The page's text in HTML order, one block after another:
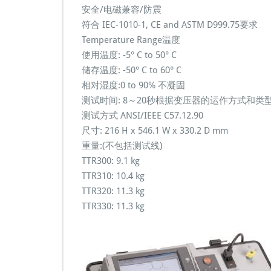
安全/电磁兼容/防震
符合 IEC-1010-1, CE and ASTM D999.75要求
Temperature Range温度
使用温度: -5° C to 50° C
储存温度: -50° C to 60° C
相对湿度:0 to 90% 不凝固
测试时间: 8～20秒根据变压器的运作方式和类
测试方式 ANSI/IEEE C57.12.90
尺寸: 216 H x 546.1 W x 330.2 D mm
重量:(不包括测试线)
TTR300: 9.1 kg
TTR310: 10.4 kg
TTR320: 11.3 kg
TTR330: 11.3 kg